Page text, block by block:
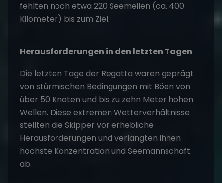
fehlten noch etwa 220 Seemeilen (ca. 400
Kilometer) bis zum Ziel.
Herausforderungen in den letzten Tagen
Die letzten Tage der Regatta waren geprägt
von stürmischen Bedingungen mit Böen von
über 50 Knoten und bis zu zehn Meter hohen
Wellen. Diese extremen Wetterverhältnisse
stellten die Skipper vor erhebliche
Herausforderungen und verlangten ihnen
höchste Konzentration und Seemannschaft
ab.